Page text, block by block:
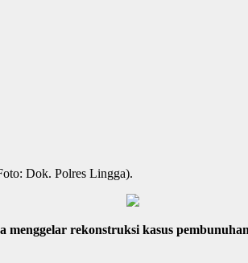
Dok. Polres Lingga).
rekonstruksi kasus